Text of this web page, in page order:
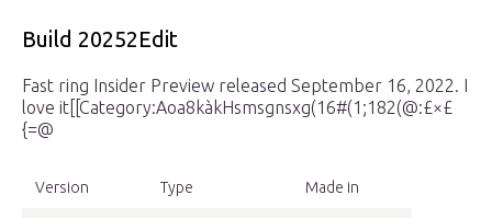
Build 20252Edit
Fast ring Insider Preview released September 16, 2022. I
love it[[Category:Aoa8kàkHsmsgnsxg(16#(1;182(@:£×£
{=@
Version Type Made in